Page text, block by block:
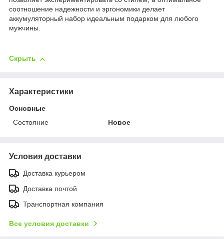
соотношение надежности и эргономики делает
аккумуляторный набор идеальным подарком для любого
мужчины.
Скрыть
Характеристики
Основные
Состояние
Новое
Условия доставки
Доставка курьером
Доставка почтой
Транспортная компания
Все условия доставки